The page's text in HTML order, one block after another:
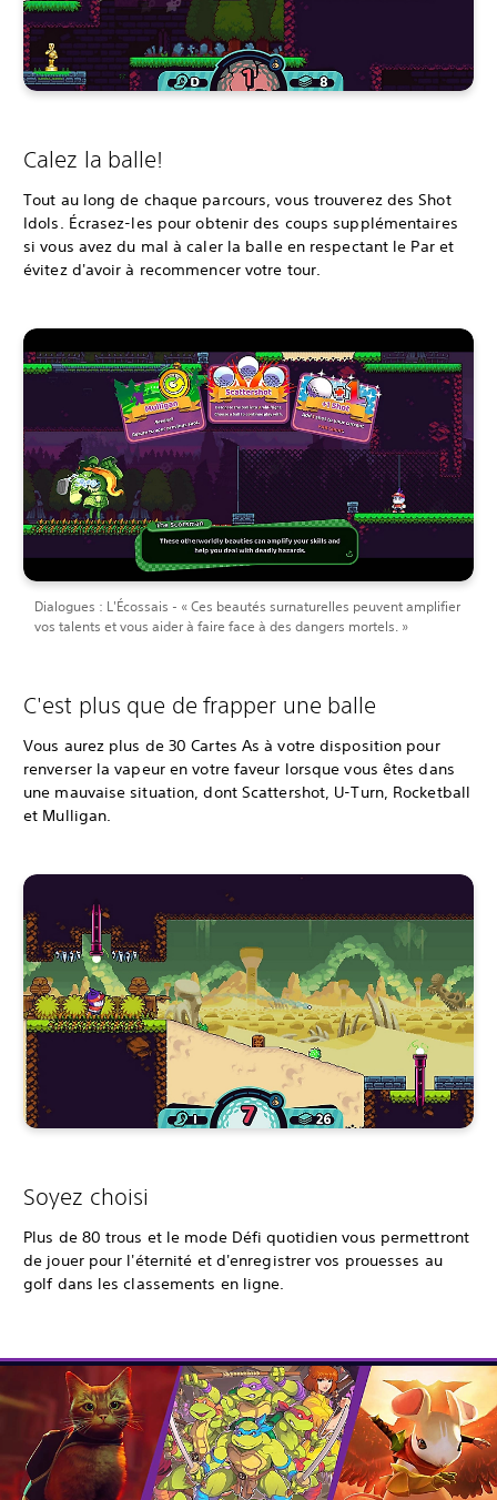
Calez la balle!
Tout au long de chaque parcours, vous trouverez des Shot
Idols. Écrasez-les pour obtenir des coups supplémentaires
si vous avez du mal à caler la balle en respectant le Par et
évitez d'avoir à recommencer votre tour.
Dialogues : L'Écossais - « Ces beautés surnaturelles peuvent amplifier
vos talents et vous aider à faire face à des dangers mortels. »
C'est plus que de frapper une balle
Vous aurez plus de 30 Cartes As à votre disposition pour
renverser la vapeur en votre faveur lorsque vous êtes dans
une mauvaise situation, dont Scattershot, U-Turn, Rocketball
et Mulligan.
Soyez choisi
Plus de 80 trous et le mode Défi quotidien vous permettront
de jouer pour l'éternité et d'enregistrer vos prouesses au
golf dans les classements en ligne.